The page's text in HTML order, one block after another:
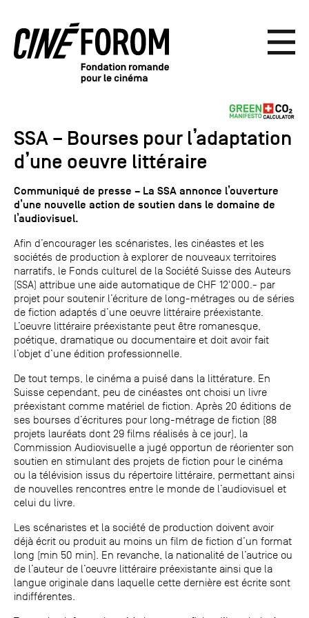
SSA – Bourses pour l’adaptation
d’une oeuvre littéraire
Communiqué de presse – La SSA annonce l’ouverture
d’une nouvelle action de soutien dans le domaine de
l’audiovisuel.
Afin d’encourager les scénaristes, les cinéastes et les
sociétés de production à explorer de nouveaux territoires
narratifs, le Fonds culturel de la Société Suisse des Auteurs
(SSA) attribue une aide automatique de CHF 12'000.- par
projet pour soutenir l’écriture de long-métrages ou de séries
de fiction adaptés d’une oeuvre littéraire préexistante.
L’oeuvre littéraire préexistante peut être romanesque,
poétique, dramatique ou documentaire et doit avoir fait
l’objet d’une édition professionnelle.
De tout temps, le cinéma a puisé dans la littérature. En
Suisse cependant, peu de cinéastes ont choisi un livre
préexistant comme matériel de fiction. Après 20 éditions de
ses bourses d’écritures pour long-métrage de fiction (88
projets lauréats dont 29 films réalisés à ce jour), la
Commission Audiovisuelle a jugé opportun de réorienter son
soutien en stimulant des projets de fiction pour le cinéma
ou la télévision issus du répertoire littéraire, permettant ainsi
de nouvelles rencontres entre le monde de l’audiovisuel et
celui du livre.
Les scénaristes et la société de production doivent avoir
déjà écrit ou produit au moins un film de fiction d’un format
long (min 50 min). En revanche, la nationalité de l’autrice ou
de l’auteur de l’oeuvre littéraire préexistante ainsi que la
langue originale dans laquelle cette dernière est écrite sont
indifférentes.